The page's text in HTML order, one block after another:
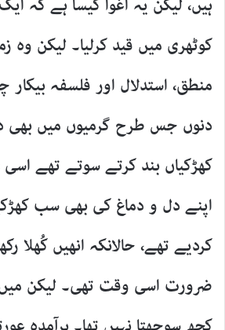
ہیں، لیکن یہ اغوا کیسا ہے کہ
کوٹھری میں قید کرلیا۔ لیکن وہ
منطق، استدلال اور فلسفہ بیکار
دنوں جس طرح گرمیوں میں بھی
کھڑکیاں بند کرتے سوتے تھے
اپنے دل و دماغ کی بھی سب
کردیے تھے، حالانکہ انھیں کُھلا
ضرورت اسی وقت تھی۔ لیکن میں